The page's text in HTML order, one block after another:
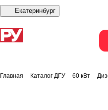
Екатеринбург
Главная Каталог ДГУ 60 кВт
Дизельный